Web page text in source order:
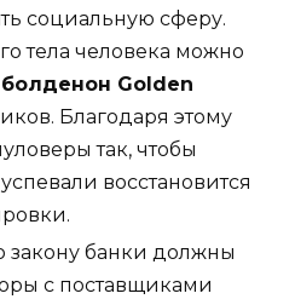
социальную сферу.
тела человека можно
болденон Golden
Благодаря этому
так, чтобы
восстановится
закону банки должны
с поставщиками